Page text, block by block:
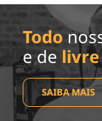
Todo
e de livre
SAIBA MAIS